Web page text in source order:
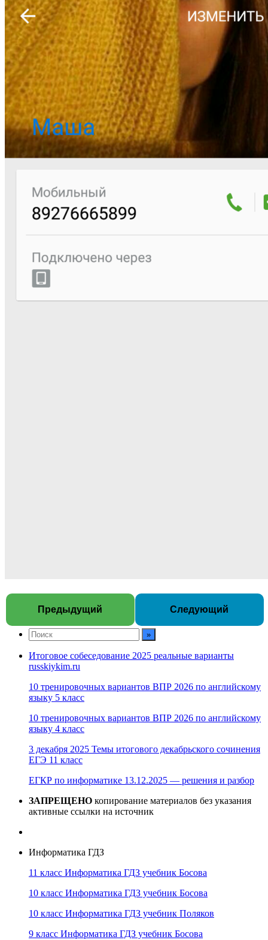
Предыдущий Следующий
Итоговое собеседование 2025 реальные варианты
russkiykim.ru
10 тренировочных вариантов ВПР 2026 по английскому
языку 5 класс
10 тренировочных вариантов ВПР 2026 по английскому
языку 4 класс
3 декабря 2025 Темы итогового декабрьского сочинения
ЕГЭ 11 класс
ЕГКР по информатике 13.12.2025 — решения и разбор
ЗАПРЕЩЕНО копирование материалов без указания
активные ссылки на источник
Информатика ГДЗ
11 класс Информатика ГДЗ учебник Босова
10 класс Информатика ГДЗ учебник Босова
10 класс Информатика ГДЗ учебник Поляков
9 класс Информатика ГДЗ учебник Босова